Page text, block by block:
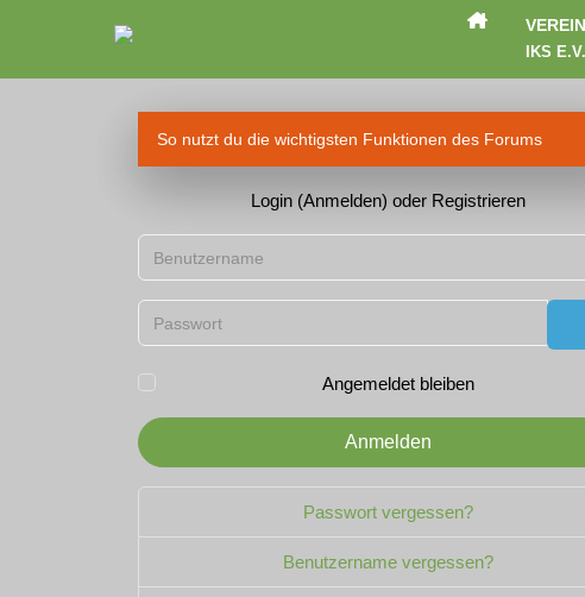
VEREIN
IKS E.V.
So nutzt du die wichtigsten Funktionen des Forums
Login (Anmelden) oder Registrieren
Benutzername
Passwort
Angemeldet bleiben
Anmelden
Passwort vergessen?
Benutzername vergessen?